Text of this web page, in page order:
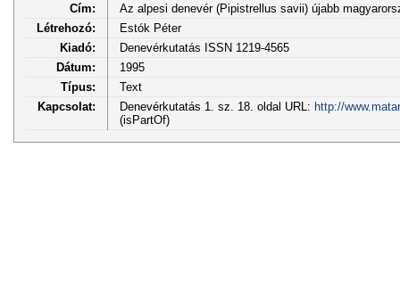
Cím:
Az alpesi denevér (Pipistrellus savii) újabb
Létrehozó:
Estók Péter
Kiadó:
Denevérkutatás ISSN 1219-4565
Dátum:
1995
Típus:
Text
Kapcsolat:
Denevérkutatás 1. sz. 18. oldal URL: http://
(isPartOf)